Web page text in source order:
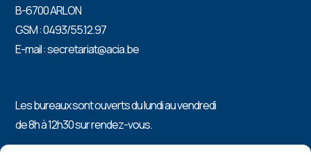
B-6700 ARLON
GSM : 0493/55.12.97
E-mail : secretariat@acia.be
Les bureaux sont ouverts du lundi au vendredi
de 8h à 12h30 sur rendez-vous.